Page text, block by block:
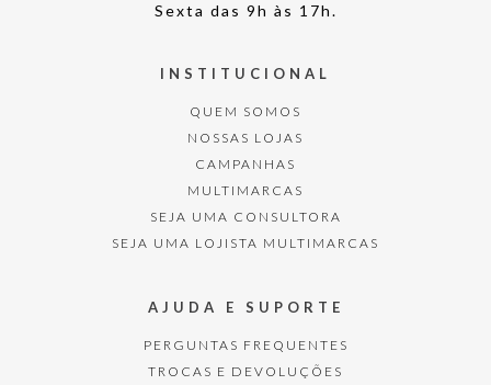
Sexta das 9h às 17h.
INSTITUCIONAL
QUEM SOMOS
NOSSAS LOJAS
CAMPANHAS
MULTIMARCAS
SEJA UMA CONSULTORA
SEJA UMA LOJISTA MULTIMARCAS
AJUDA E SUPORTE
PERGUNTAS FREQUENTES
TROCAS E DEVOLUÇÕES